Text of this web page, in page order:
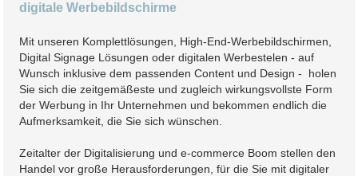
digitale Werbebildschirme
Mit unseren Komplettlösungen, High-End-Werbebildschirmen,
Digital Signage Lösungen oder digitalen Werbestelen - auf
Wunsch inklusive dem passenden Content und Design - holen
Sie sich die zeitgemäßeste und zugleich wirkungsvollste Form
der Werbung in Ihr Unternehmen und bekommen endlich die
Aufmerksamkeit, die Sie sich wünschen.
Zeitalter der Digitalisierung und e-commerce Boom stellen den
Handel vor große Herausforderungen, für die Sie mit digitaler